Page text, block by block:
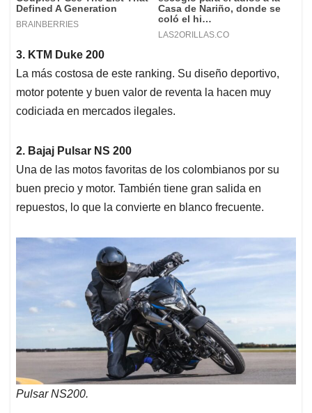
3. KTM Duke 200
La más costosa de este ranking. Su diseño deportivo,
motor potente y buen valor de reventa la hacen muy
codiciada en mercados ilegales.
2. Bajaj Pulsar NS 200
Una de las motos favoritas de los colombianos por su
buen precio y motor. También tiene gran salida en
repuestos, lo que la convierte en blanco frecuente.
Pulsar NS200.